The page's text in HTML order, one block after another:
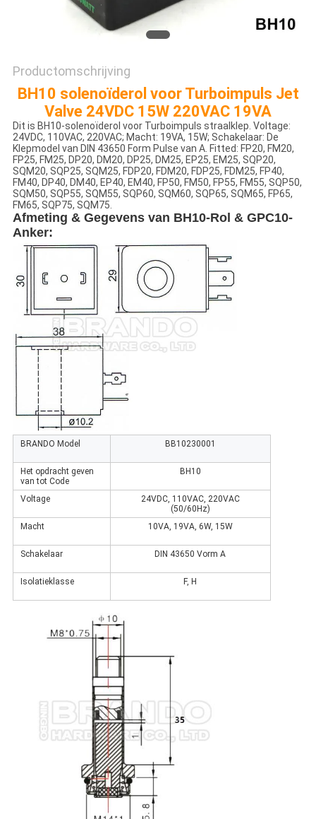
Productomschrijving
BH10 solenoïderol voor Turboimpuls Jet
Valve 24VDC 15W 220VAC 19VA
Dit is BH10-solenoïderol voor Turboimpuls straalklep. Voltage:
24VDC, 110VAC, 220VAC; Macht: 19VA, 15W; Schakelaar: De
Klepmodel van DIN 43650 Form Pulse van A. Fitted: FP20, FM20,
FP25, FM25, DP20, DM20, DP25, DM25, EP25, EM25, SQP20,
SQM20, SQP25, SQM25, FDP20, FDM20, FDP25, FDM25, FP40,
FM40, DP40, DM40, EP40, EM40, FP50, FM50, FP55, FM55, SQP50,
SQM50, SQP55, SQM55, SQP60, SQM60, SQP65, SQM65, FP65,
FM65, SQP75, SQM75.
Afmeting & Gegevens van BH10-Rol & GPC10-
Anker:
BRANDO Model BB10230001
Het opdracht geven
van tot Code
BH10
Voltage
24VDC, 110VAC, 220VAC
(50/60Hz)
Macht
10VA, 19VA, 6W, 15W
Schakelaar DIN 43650 Vorm A
Isolatieklasse F, H